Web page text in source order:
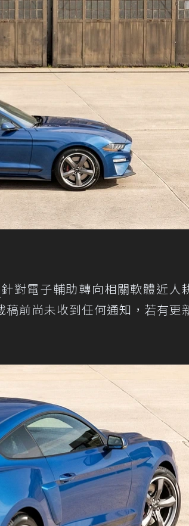
針對電子輔助轉向相關軟體近人
前尚未收到任何通知，若有更